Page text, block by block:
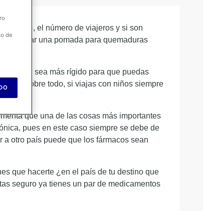
destino, el número de viajeros y si son
de faltar una pomada para quemaduras
que sea más rígido para que puedas
y sobre todo, si viajas con niños siempre
que una de las cosas más importantes
pues en este caso siempre se debe de
a otro país puede que los fármacos sean
que hacerte ¿en el país de tu destino que
seguro ya tienes un par de medicamentos
de